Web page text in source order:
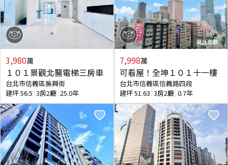
3,980萬
１０１景觀北醫電梯三房車
台北市信義區吳興街
建坪56.5 3房2廳 25.0年
7,998萬
可看屋！全坤１０１十一樓
台北市信義區信義路四段
建坪51.63 3房2廳 0.7年